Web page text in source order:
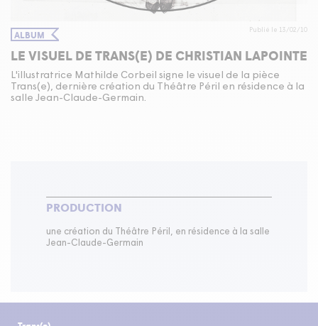
ALBUM Publié le 13/02/10
LE VISUEL DE TRANS(E) DE CHRISTIAN LAPOINTE
L'illustratrice Mathilde Corbeil signe le visuel de la pièce
Trans(e), dernière création du Théâtre Péril en résidence à la
salle Jean-Claude-Germain.
PRODUCTION
une création du Théâtre Péril, en résidence à la salle
Jean-Claude-Germain